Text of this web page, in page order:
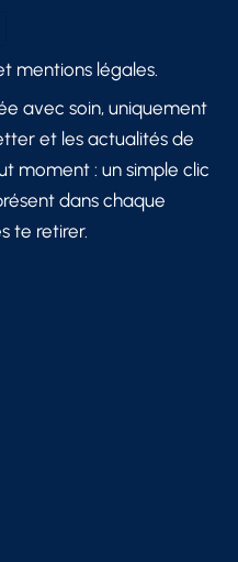
mentions légales.
avec soin, uniquement
et les actualités de
moment : un simple clic
dans chaque
te retirer.